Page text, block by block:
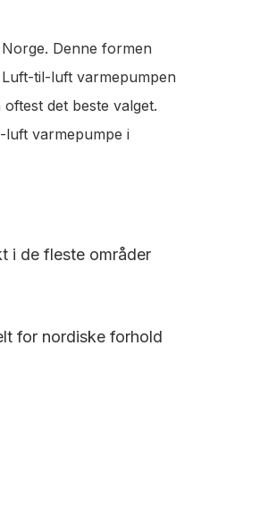
Denne formen
til-luft varmepumpen
det beste valget.
varmepumpe i
i de fleste områder
for nordiske forhold